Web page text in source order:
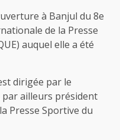
à Banjul du 8e
de la Presse
auquel elle a été
dirigée par le
par ailleurs président
Presse Sportive du